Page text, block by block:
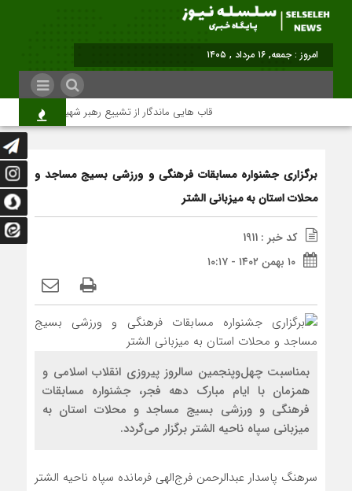
امروز : جمعه, ۱۶ مرداد , ۱۴۰۵
قاب هایی ماندگار از تشییع رهبر شهید در تهران
بر‌گزاری جشنواره مسابقات فرهنگی و ورزشی بسیج‌ مساجد و‌
محلات استان به میزبانی الشتر
کد خبر : 1911
۱۰ بهمن ۱۴۰۲ - ۱۰:۱۷
بمناسبت چهل‌‌و‌پنجمین سالروز پيروزى انقلاب اسلامی و
همزمان با ایام مبارک دهه فجر، جشنواره مسابقات
فرهنگی و ورزشی بسیج‌ مساجد و‌ محلات استان به
میزبانی سپاه ناحیه الشتر برگزار می‌گردد.
سرهنگ پاسدار عبدالرحمن فرج‌الهی فرمانده سپاه ناحیه الشتر